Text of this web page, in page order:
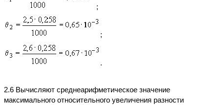
;
;
.
2.6 Вычисляют среднеарифметическое значение
максимального относительного увеличения разности